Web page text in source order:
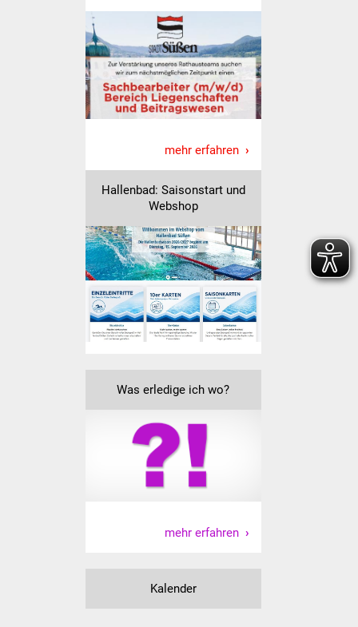
Ostermarkt
Einrichtungen
Hallenbad
Stadtbücherei
Stadtarchiv
Zehntscheuer
Bürgerhaus
Kulturhalle
Vereine und Parteien
Sportanlagen
Tourismus
Erlebnisregion
Route der
mehr erfahren
Hallenbad: Saisonstart und
Webshop
Was erledige ich wo?
mehr erfahren
Kalender